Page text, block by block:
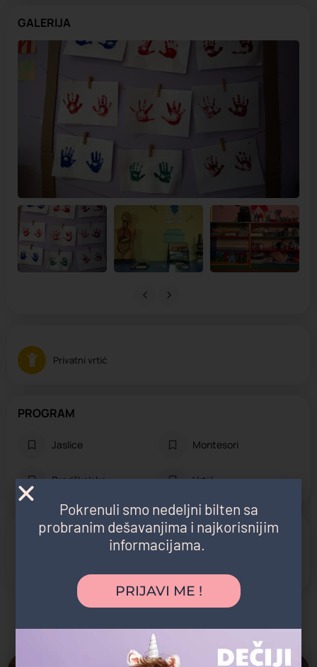
GALERIJA
Privatni vrtić
PROGRAM
Jaslice Montesori
Predškolsko Vrtić
POGODNOSTI
Možda vas zanima i sledeće:
Pokrenuli smo nedeljni bilten sa
probranim dešavanjima i najkorisnijim
informacijama.
PRIJAVI ME !